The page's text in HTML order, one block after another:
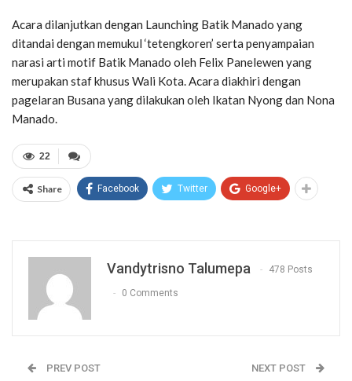
Acara dilanjutkan dengan Launching Batik Manado yang
ditandai dengan memukul ‘tetengkoren’ serta penyampaian
narasi arti motif Batik Manado oleh Felix Panelewen yang
merupakan staf khusus Wali Kota. Acara diakhiri dengan
pagelaran Busana yang dilakukan oleh Ikatan Nyong dan Nona
Manado.
22
Share Facebook Twitter Google+
Vandytrisno Talumepa 478 Posts
0 Comments
PREV POST NEXT POST